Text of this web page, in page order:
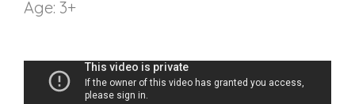
Age: 3+